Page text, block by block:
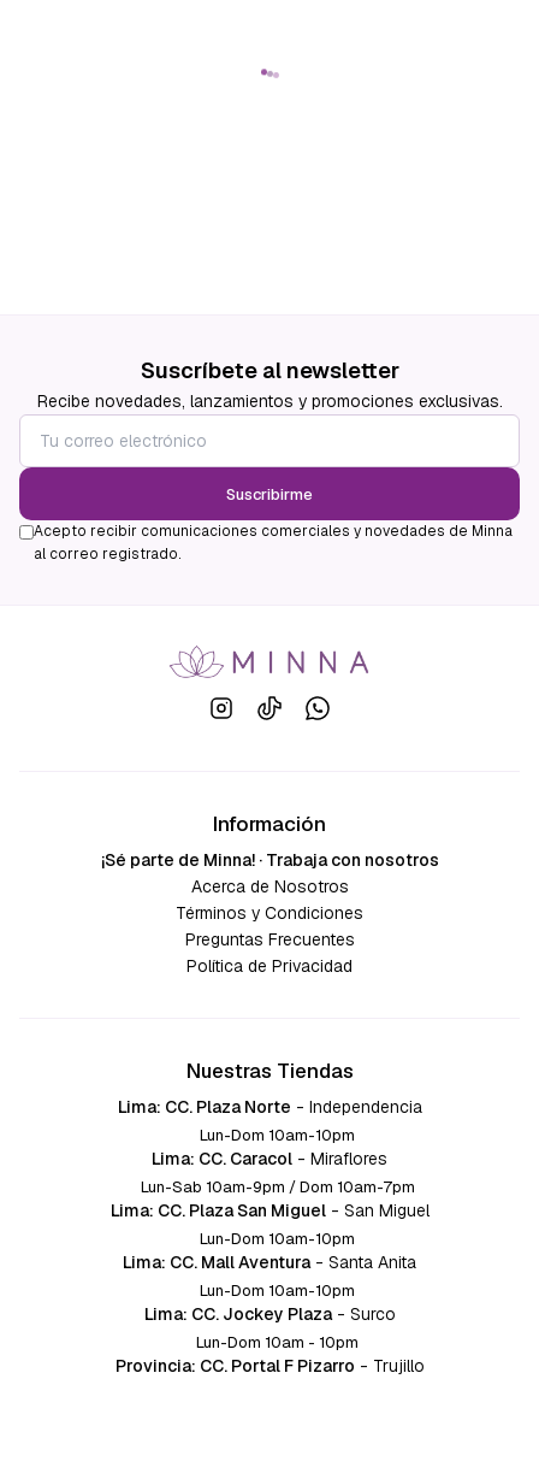
Suscríbete al newsletter
Recibe novedades, lanzamientos y promociones exclusivas.
Suscribirme
Acepto recibir comunicaciones comerciales y novedades de Minna
al correo registrado.
Información
¡Sé parte de Minna! · Trabaja con nosotros
Acerca de Nosotros
Términos y Condiciones
Preguntas Frecuentes
Política de Privacidad
Nuestras Tiendas
Lima: CC. Plaza Norte - Independencia
Lun-Dom 10am-10pm
Lima: CC. Caracol - Miraflores
Lun-Sab 10am-9pm / Dom 10am-7pm
Lima: CC. Plaza San Miguel - San Miguel
Lun-Dom 10am-10pm
Lima: CC. Mall Aventura - Santa Anita
Lun-Dom 10am-10pm
Lima: CC. Jockey Plaza - Surco
Lun-Dom 10am - 10pm
Provincia: CC. Portal F Pizarro - Trujillo